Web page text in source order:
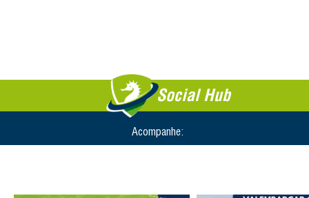
Social Hub
Acompanhe: